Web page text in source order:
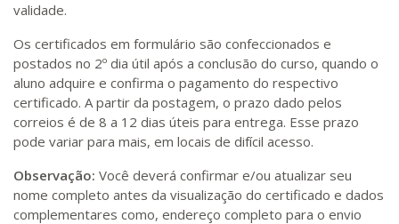
validade.
Os certificados em formulário são confeccionados e
postados no 2º dia útil após a conclusão do curso, quando o
aluno adquire e confirma o pagamento do respectivo
certificado. A partir da postagem, o prazo dado pelos
correios é de 8 a 12 dias úteis para entrega. Esse prazo
pode variar para mais, em locais de difícil acesso.
Observação: Você deverá confirmar e/ou atualizar seu
nome completo antes da visualização do certificado e dados
complementares como, endereço completo para o envio